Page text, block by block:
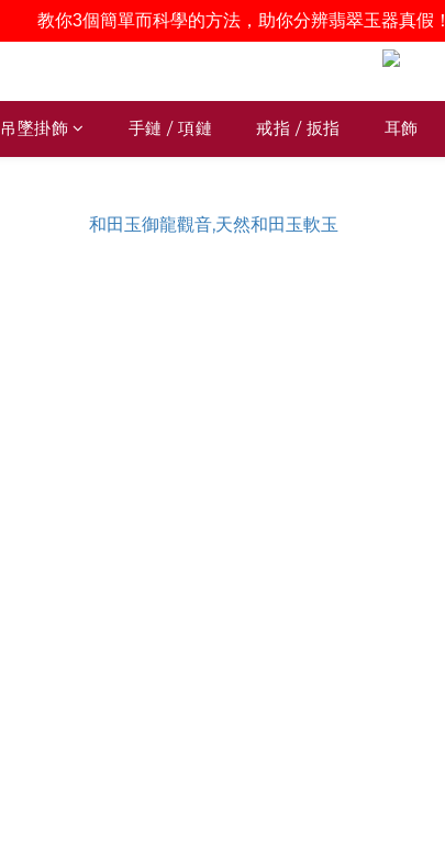
吊墜掛飾 手鏈 / 項鏈 戒指 / 扳指 耳飾
教你3個簡單而科學的方法，助你分辨翡翠玉器真假！